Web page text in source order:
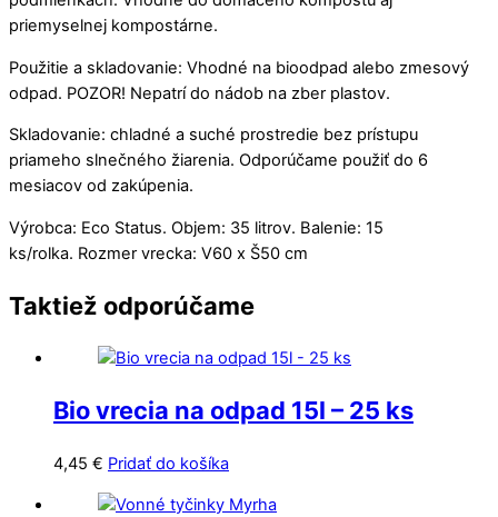
priemyselnej kompostárne.
Použitie a skladovanie: Vhodné na bioodpad alebo zmesový
odpad. POZOR! Nepatrí do nádob na zber plastov.
Skladovanie: chladné a suché prostredie bez prístupu
priameho slnečného žiarenia. Odporúčame použiť do 6
mesiacov od zakúpenia.
Výrobca: Eco Status. Objem: 35 litrov. Balenie: 15
ks/rolka. Rozmer vrecka: V60 x Š50 cm
Taktiež odporúčame
Bio vrecia na odpad 15l – 25 ks
4,45 € Pridať do košíka